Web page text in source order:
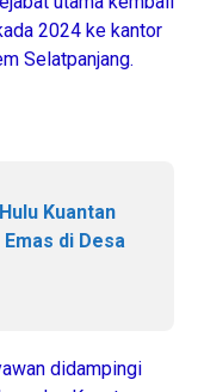
2024 ke kantor
Selatpanjang.
Kuantan
di Desa
didampingi